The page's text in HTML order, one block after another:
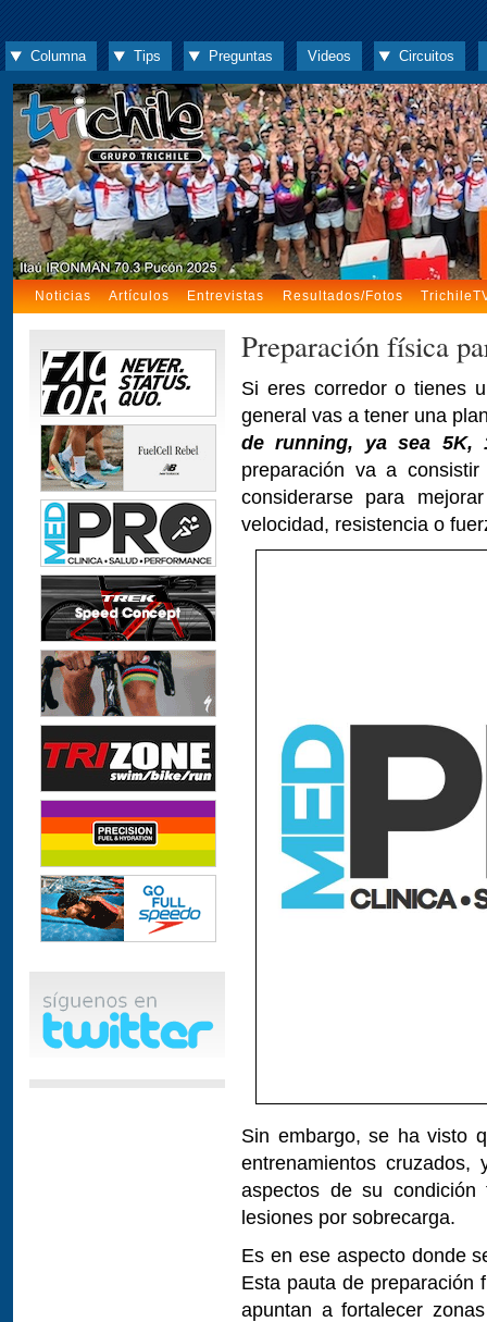
Columna Tips Preguntas Videos Circuitos
Noticias Artículos Entrevistas Resultados/Fotos
Preparación física
Si eres corredor o tienes
general vas a tener una
de running, ya sea 5K,
preparación va a
considerarse para
velocidad, resistencia o
Sin embargo, se ha visto
entrenamientos
aspectos de su
lesiones por sobrecarga.
Es en ese aspecto donde
Esta pauta de preparación
apuntan a fortalecer